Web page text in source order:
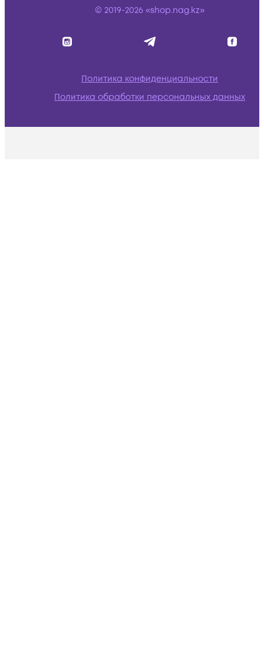
© 2019-2026 «shop.nag.kz»
Политика конфиденциальности
Политика обработки персональных данных